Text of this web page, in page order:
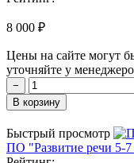
8 000 ₽
Цены на сайте могут
уточняйте у
−
В корзину
Быстрый просмотр
ПО "Развитие речи 5-7